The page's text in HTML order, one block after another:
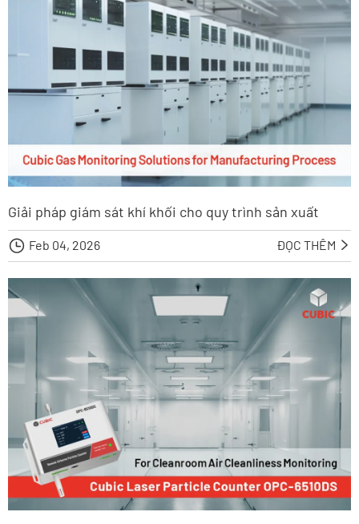
Giải pháp giám sát khí khối cho quy trình sản xuất
 Feb 04, 2026 ĐỌC THÊM 